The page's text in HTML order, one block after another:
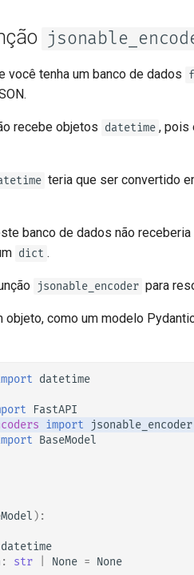
você tenha um banco de dados
recebe objetos datetime , pois
teria que ser convertido
banco de dados não
dict .
jsonable_encoder para
objeto, como um modelo
datetime
FastAPI
import
jsonable_encoder
BaseModel
):
datetime
: str None = None